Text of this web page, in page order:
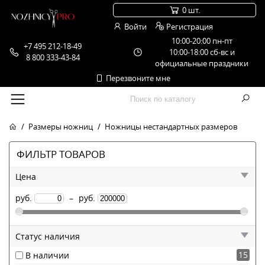
+7 495 212-18-49
8 800 333-43-84
10:00-20:00 пн-пт
10:00-18:00 сб-вс и
официальные праздники
Перезвоните мне
0 шт.
Войти
Регистрация
Размеры ножниц Ножницы нестандартных размеров
ФИЛЬТР ТОВАРОВ
Цена
руб.
– руб.
Статус наличия
В наличии
15